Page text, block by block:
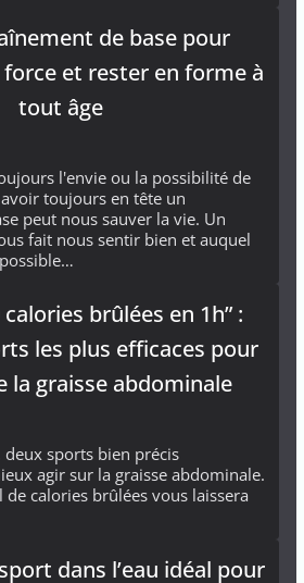
de base pour
et rester en forme à
tout âge
l'envie ou la possibilité de
toujours en tête un
peut nous sauver la vie. Un
fait nous sentir bien et auquel
calories brûlées en 1h” :
les plus efficaces pour
la graisse abdominale
deux sports bien précis
agir sur la graisse abdominale.
de calories brûlées vous laissera
dans l’eau idéal pour